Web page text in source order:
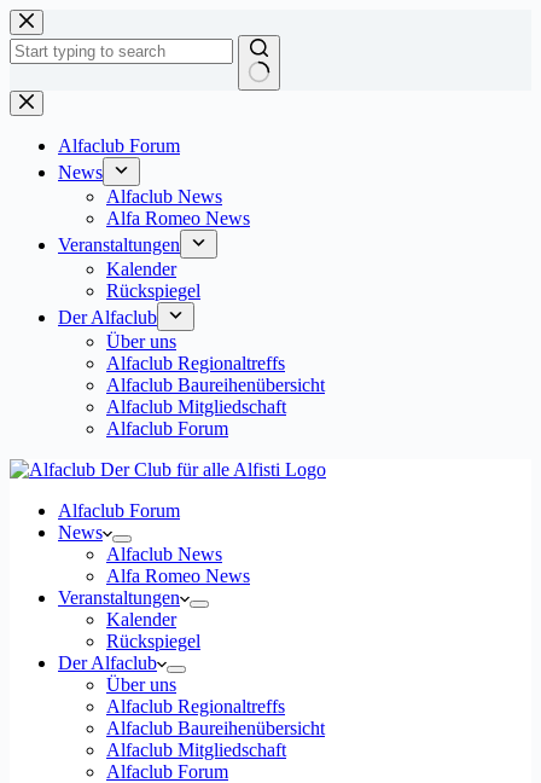
Zum
Inhalt
springen
Keine
Ergebnisse
Alfaclub Forum
News
Alfaclub News
Alfa Romeo News
Veranstaltungen
Kalender
Rückspiegel
Der Alfaclub
Über uns
Alfaclub Regionaltreffs
Alfaclub Baureihenübersicht
Alfaclub Mitgliedschaft
Alfaclub Forum
Alfaclub Forum
News
Alfaclub News
Alfa Romeo News
Veranstaltungen
Kalender
Rückspiegel
Der Alfaclub
Über uns
Alfaclub Regionaltreffs
Alfaclub Baureihenübersicht
Alfaclub Mitgliedschaft
Alfaclub Forum